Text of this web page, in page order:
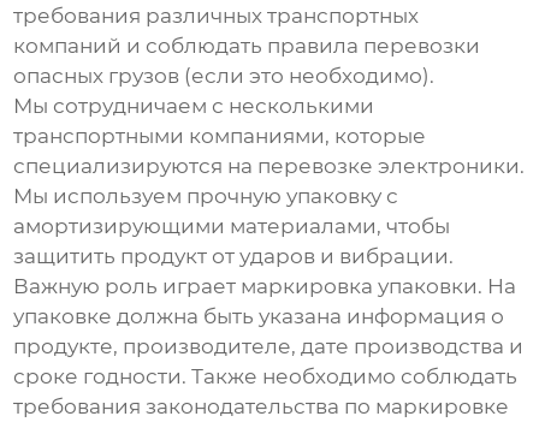
требования различных транспортных
компаний и соблюдать правила перевозки
опасных грузов (если это необходимо).
Мы сотрудничаем с несколькими
транспортными компаниями, которые
специализируются на перевозке электроники.
Мы используем прочную упаковку с
амортизирующими материалами, чтобы
защитить продукт от ударов и вибрации.
Важную роль играет маркировка упаковки. На
упаковке должна быть указана информация о
продукте, производителе, дате производства и
сроке годности. Также необходимо соблюдать
требования законодательства по маркировке